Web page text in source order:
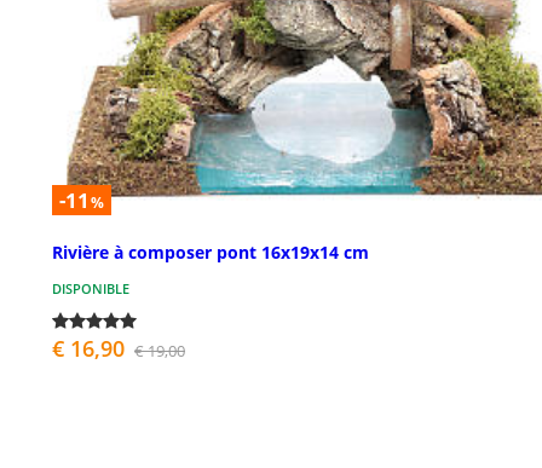
-11 %
Rivière à composer pont 16x19x14 cm
DISPONIBLE
€ 16,90 € 19,00